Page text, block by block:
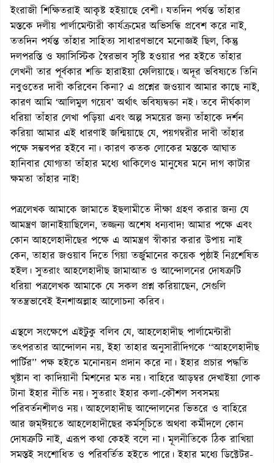
ইংরাজী শিক্ষিতরাই আকৃষ্ট হইয়াছে বেশী। যতদিন পর্যন্ত তাঁহার
মস্তকে দলীয় পার্লামেন্টারী কার্যক্রমের অভিসন্ধি প্রবেশ করে নাই,
ততদিন পর্যন্ত তাঁহার সাহিত্য সাধারণভাবে মনোজ্ঞই ছিল, কিন্তু
দলপরস্তি ও ফ্যাসিস্টিক স্বৈরভাব সৃষ্টি হওয়ার পর হইতে তাঁহার
লেখনী তার পূর্বকার শক্তি হারাইয়া ফেলিয়াছে। অদূর ভবিষ্যতে তিনি
নবুওতের দাবী করিবেন কিনা? এ প্রশ্নের জওয়াব আমার কাছে নাই,
কারণ আমি ‘আলিমুল গয়েব’ অর্থাৎ ভবিষ্যদ্বক্তা নই। তবে দীর্ঘকাল
ধরিয়া তাঁহার লেখা পড়িয়া এবং অল্প সময়ের জন্য তাঁহাকে দর্শন
করিয়া আমার এই ধারণাই জন্মিয়াছে যে, পয়গম্বরীর দাবী তাঁহার
পক্ষে সম্ভবপর হইবে না। কারণ কতক লোকের মস্তকে আঘাত
হানিবার যোগ্যতা তাঁহার মধ্যে থাকিলেও মানুষের মনে দাগ কাটার
ক্ষমতা তাঁহার নাই!
পত্রলেখক আমাকে জামাতে ইছলামীতে দীক্ষা গ্রহণ করার জন্য যে
আমন্ত্রণ জানাইয়াছিলেন, তজ্জন্য অশেষ ধন্যবাদ! আমার পক্ষে এবং
কোন আহলেহাদীছের পক্ষে এ আমন্ত্রণ স্বীকার করার উপায় নাই
কেন, তাহার জওয়াব দিতে গিয়া তর্জুমানের কয়েক পৃষ্ঠাই নিঃশেষিত
হইল। সুতরাং আহলেহাদীছ জামাআত ও আন্দোলনের দোষত্রুটি
ধরিয়া পত্রলেখক আমাকে যে সকল প্রশ্ন করিয়াছেন, সেগুলি
স্বতন্ত্রভাবেই ইনশাঅল্লাহ আলোচনা করিব।
এস্থলে সংক্ষেপে এইটুকু বলিব যে, আহলেহাদীছ পার্লামেন্টারী
তৎপরতার আন্দোলন নয়, ইহা তাহার অনুসারীদিগকে ‘‘আহলেহাদীছ
পার্টির’’ পক্ষ হইতে মনোনয়ন প্রদান করে না। ইহার প্রচার পদ্ধতি
খৃষ্টান বা কাদিয়ানী মিশনের মত নয়। বাহিরে আড়ম্বর দেখাইয়া লোক
টানা ইহার নীতি নয়। সুতরাং ইহার কলা-কৌশল সবসময়
পরিবর্তনশীলও নয়। আহলেহাদীছ আন্দোলনের ভিতরে ও বাহিরে
আর জম্ঈয়তে আহলেহাদীছের কর্মসূচিতে অথবা কর্মীদলে কোন
দোষত্রুটি নাই, এরূপ কথা কেহই বলে না। মূলনীতিকে ঠিক রাখিয়া
সমস্তই সংশোধিত ও পরিবর্তিত হইতে পারে। ইহার মধ্যে ডিক্টেটর-